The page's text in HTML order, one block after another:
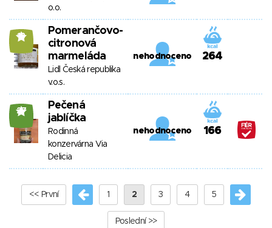
o.o.
13
Pomerančovo-
citronová
marmeláda
Lidl Česká republika
v.o.s.
nehodnoceno 264
27
Pečená
jablíčka
Rodinná
konzervárna Via
Delicia
nehodnoceno 166
<< První 1 2 3 4 5
Poslední >>